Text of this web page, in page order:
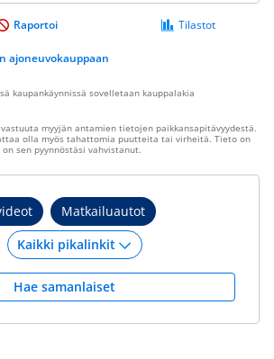
ajoneuvokauppaan
Tilastot
Raportoi
kaupankäynnissä sovelletaan kauppalakia
myyjän antamien tietojen paikkansapitävyydestä.
olla myös tahattomia puutteita tai virheitä. Tieto on
sen pyynnöstäsi vahvistanut.
Matkailuautot
Hae samanlaiset